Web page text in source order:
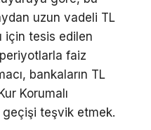
uzun vadeli TL
için tesis edilen
periyotlarla faiz
bankaların TL
Korumalı
geçişi teşvik etmek.